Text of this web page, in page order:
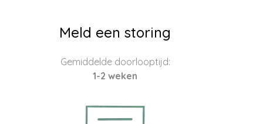
Meld een storing
Gemiddelde doorlooptijd:
1-2 weken